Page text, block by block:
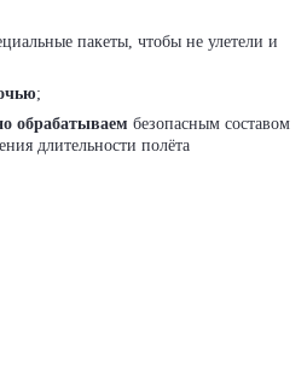
пакеты, чтобы не улетели и
;
обрабатываем безопасным составом
длительности полёта